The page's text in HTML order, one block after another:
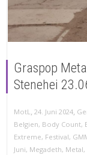
Graspop
Stenehei
MotL, 24. Juni 2024,
Belgien, Body Count,
Extreme, Festival,
Juni, Megadeth, Metal,